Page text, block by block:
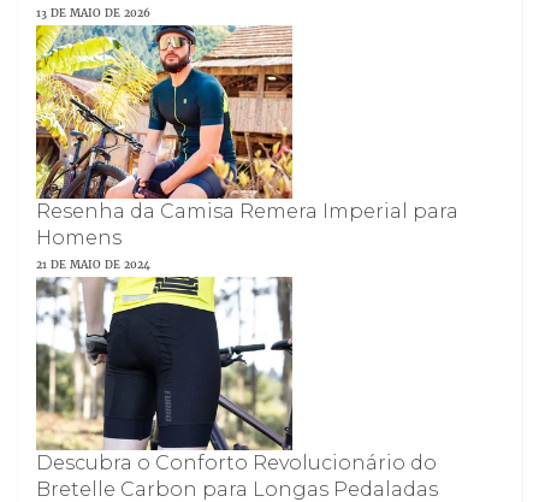
13 DE MAIO DE 2026
Resenha da Camisa Remera Imperial para
Homens
21 DE MAIO DE 2024
Descubra o Conforto Revolucionário do
Bretelle Carbon para Longas Pedaladas